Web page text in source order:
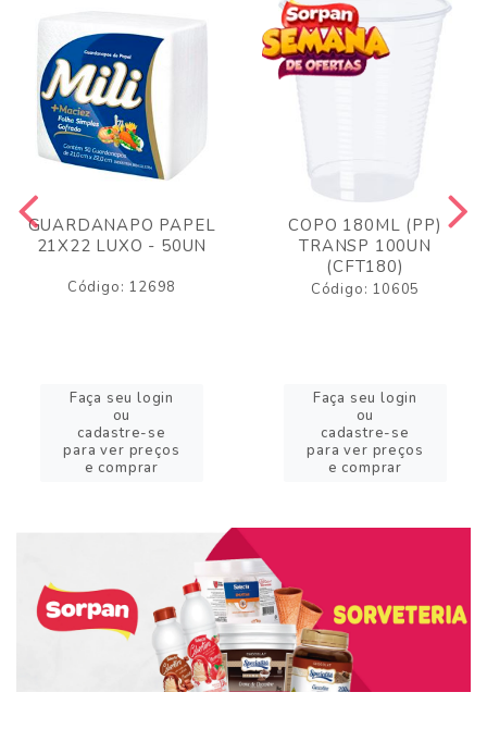
GUARDANAPO PAPEL
21X22 LUXO - 50UN
Código: 12698
Faça seu login
ou
cadastre-se
para ver preços
e comprar
COPO 180ML (PP)
TRANSP 100UN
(CFT180)
Código: 10605
Faça seu login
ou
cadastre-se
para ver preços
e comprar